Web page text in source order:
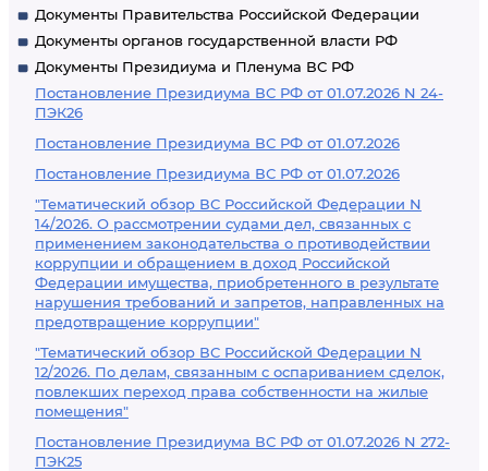
Документы Правительства Российской Федерации
Документы органов государственной власти РФ
Документы Президиума и Пленума ВС РФ
Постановление Президиума ВС РФ от 01.07.2026 N 24-
ПЭК26
Постановление Президиума ВС РФ от 01.07.2026
Постановление Президиума ВС РФ от 01.07.2026
"Тематический обзор ВС Российской Федерации N
14/2026. О рассмотрении судами дел, связанных с
применением законодательства о противодействии
коррупции и обращением в доход Российской
Федерации имущества, приобретенного в результате
нарушения требований и запретов, направленных на
предотвращение коррупции"
"Тематический обзор ВС Российской Федерации N
12/2026. По делам, связанным с оспариванием сделок,
повлекших переход права собственности на жилые
помещения"
Постановление Президиума ВС РФ от 01.07.2026 N 272-
ПЭК25